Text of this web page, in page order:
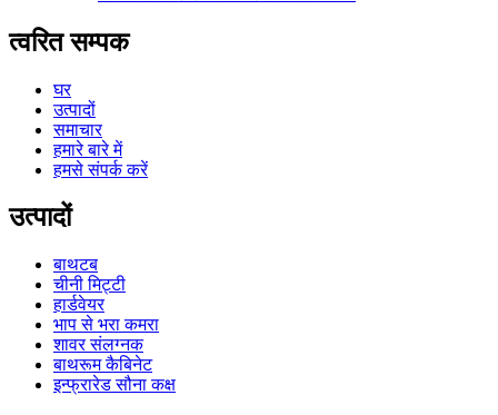
त्वरित सम्पक
घर
उत्पादों
समाचार
हमारे बारे में
हमसे संपर्क करें
उत्पादों
बाथटब
चीनी मिट्टी
हार्डवेयर
भाप से भरा कमरा
शावर संलग्नक
बाथरूम कैबिनेट
इन्फ्रारेड सौना कक्ष